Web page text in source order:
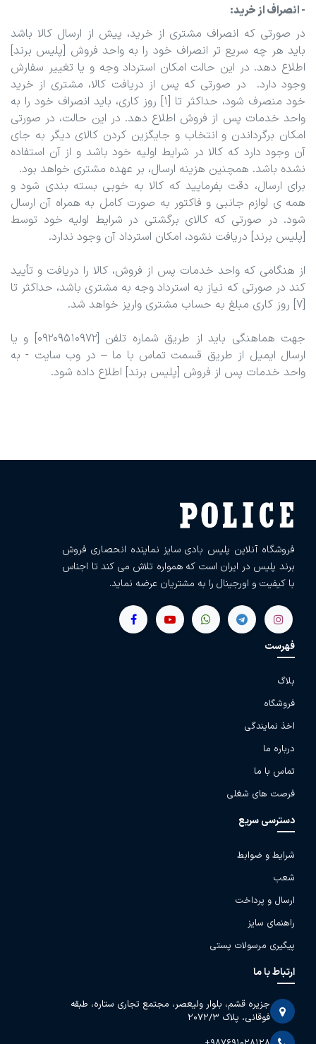
- انصراف از خرید:
در صورتی که انصراف مشتری از خرید، پیش از ارسال کالا باشد
باید هر چه سریع تر انصراف خود را به واحد فروش [پلیس برند]
اطلاع دهد. در این حالت امکان استرداد وجه و یا تغییر سفارش
وجود دارد. در صورتی که پس از دریافت کالا، مشتری از خرید
خود منصرف شود، حداکثر تا [1] روز کاری‏، باید انصراف خود را به
واحد خدمات پس از فروش اطلاع دهد. در این حالت، در صورتی
امکان برگرداندن و انتخاب و جایگزین کردن کالای دیگر به جای
آن وجود دارد که کالا در شرایط اولیه خود باشد و از آن استفاده
نشده باشد. همچنین هزینه ارسال، بر عهده مشتری خواهد بود.
برای ارسال، دقت بفرمایید که کالا به ‏خوبی بسته بندی شود و
همه ی لوازم جانبی و فاکتور به صورت کامل به همراه آن ارسال
شود. در صورتی که کالای برگشتی در شرایط اولیه خود توسط
[پلیس برند] دریافت نشود، امکان استرداد آن وجود ندارد.
از هنگامی که واحد خدمات پس از فروش، کالا را دریافت و تأیید
کند در صورتی که نیاز به استرداد وجه به مشتری باشد، حداکثر تا
[7] روز کاری مبلغ به حساب مشتری واریز خواهد شد.
جهت هماهنگی باید از طریق شماره تلفن [09209510972] و یا
ارسال ایمیل از طریق قسمت تماس با ما – در وب سایت - به
واحد خدمات پس از فروش [پلیس برند] اطلاع داده شود.
فروشگاه آنلاین پلیس بادی سایز نماینده انحصاری فروش
برند پلیس در ایران است که همواره تلاش می کند تا اجناس
با کیفیت و اورجینال را به مشتریان عرضه نماید.
فهرست
بلاگ
فروشگاه
اخذ نمایندگی
درباره ما
تماس با ما
فرصت های شغلی
دسترسی سریع
شرایط و ضوابط
شعب
ارسال و پرداخت
راهنمای سایز
پیگیری مرسولات پستی
ارتباط با ما
جزیره قشم، بلوار ولیعصر، مجتمع تجاری ستاره، طبقه
فوقانی، پلاک 2072/3